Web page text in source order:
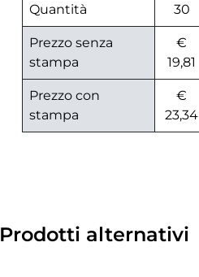
Quantità 30
Prezzo senza
stampa
€
19,81
Prezzo con
stampa
€
23,34
Prodotti alternativi